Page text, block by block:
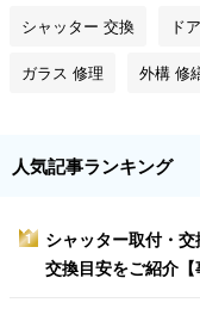
シャッター 交換 ド
ガラス 修理 外構 修
人気記事ランキング
1
シャッター取付・
交換目安をご紹介【